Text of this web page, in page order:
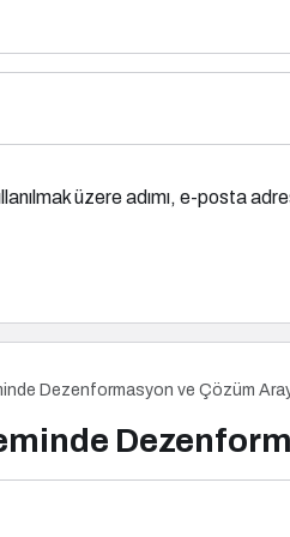
üzere adımı, e-posta
Dezenformasyon ve Çözüm